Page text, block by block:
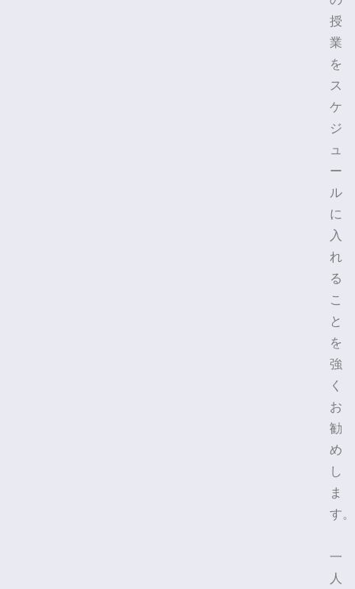
授
業
を
ス
ケ
ジ
ュ
ー
ル
に
入
れ
る
こ
と
を
強
く
お
勧
め
し
ま
す
一
人